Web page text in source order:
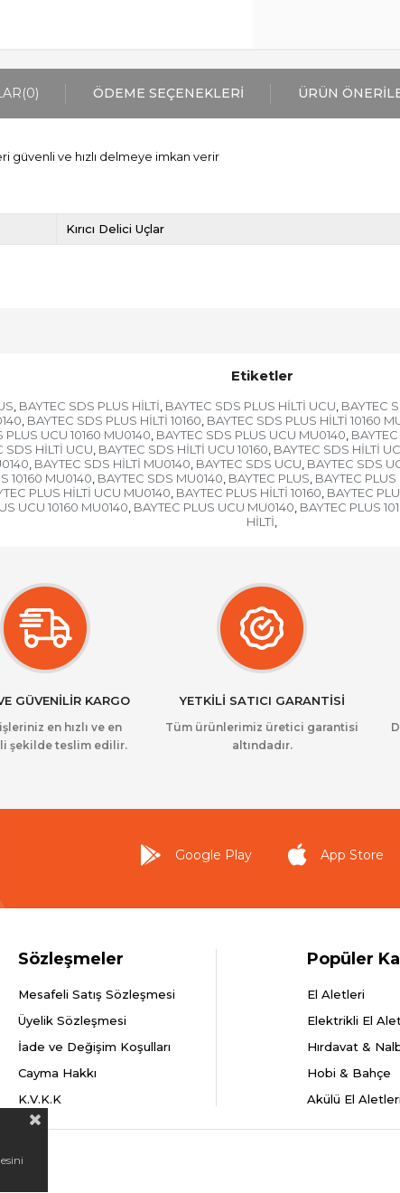
(0) ÖDEME SEÇENEKLERI ÜRÜN
güvenli ve hızlı delmeye imkan verir
Kırıcı Delici Uçlar
Etiketler
, BAYTEC SDS PLUS HİLTİ, BAYTEC SDS PLUS HİLTİ UCU, BAYTEC
, BAYTEC SDS PLUS HİLTİ 10160, BAYTEC SDS PLUS HİLTİ 10160
PLUS UCU 10160 MU0140, BAYTEC SDS PLUS UCU MU0140,
SDS HİLTİ UCU, BAYTEC SDS HİLTİ UCU 10160, BAYTEC SDS HİLTİ
, BAYTEC SDS HİLTİ MU0140, BAYTEC SDS UCU, BAYTEC SDS
10160 MU0140, BAYTEC SDS MU0140, BAYTEC PLUS, BAYTEC PLUS
PLUS HİLTİ UCU MU0140, BAYTEC PLUS HİLTİ 10160, BAYTEC
UCU 10160 MU0140, BAYTEC PLUS UCU MU0140, BAYTEC PLUS
HİLTİ,
GÜVENİLİR KARGO
en hızlı ve en
şekilde teslim edilir.
YETKİLİ SATICI GARANTİSİ
Tüm ürünlerimiz üretici garantisi
altındadır.
Google Play App Store
Sözleşmeler
Mesafeli Satış Sözleşmesi
Üyelik Sözleşmesi
İade ve Değişim Koşulları
Cayma Hakkı
K.V.K.K
Popüler
El Aletleri
Elektrikli El
Hırdavat &
Hobi & Bahçe
Akülü El Aletleri